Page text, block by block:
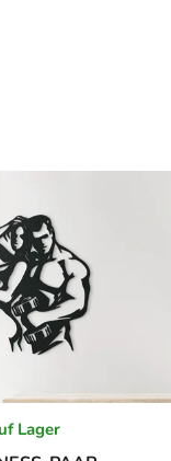
Lager